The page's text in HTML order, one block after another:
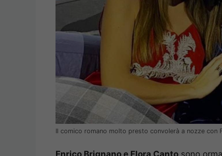
Il comico romano molto presto convolerà a nozze con